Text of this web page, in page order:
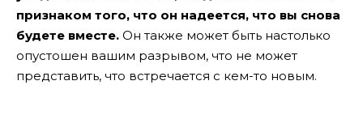
признаком того, что он надеется, что вы снова
будете вместе. Он также может быть настолько
опустошен вашим разрывом, что не может
представить, что встречается с кем-то новым.